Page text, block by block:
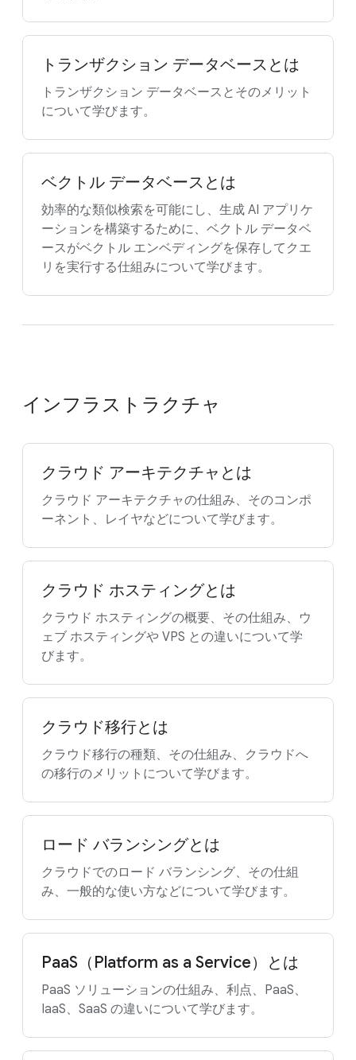
トランザクション データベースとは
トランザクション データベースとそのメリット
について学びます。
ベクトル データベースとは
効率的な類似検索を可能にし、生成 AI アプリケ
ーションを構築するために、ベクトル データベ
ースがベクトル エンベディングを保存してクエ
リを実行する仕組みについて学びます。
インフラストラクチャ
クラウド アーキテクチャとは
クラウド アーキテクチャの仕組み、そのコンポ
ーネント、レイヤなどについて学びます。
クラウド ホスティングとは
クラウド ホスティングの概要、その仕組み、ウ
ェブ ホスティングや VPS との違いについて学
びます。
クラウド移行とは
クラウド移行の種類、その仕組み、クラウドへ
の移行のメリットについて学びます。
ロード バランシングとは
クラウドでのロード バランシング、その仕組
み、一般的な使い方などについて学びます。
PaaS（Platform as a Service）とは
PaaS ソリューションの仕組み、利点、PaaS、
IaaS、SaaS の違いについて学びます。